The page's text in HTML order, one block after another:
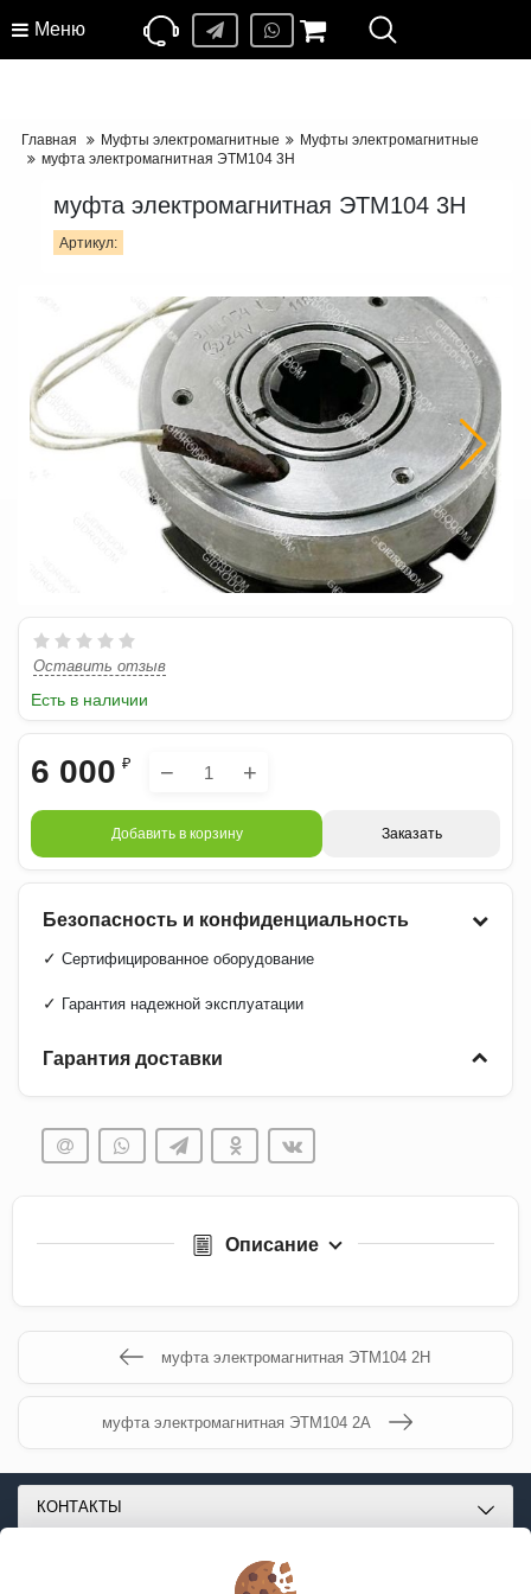
Меню
Главная Муфты электромагнитные
Муфты электромагнитные
муфта электромагнитная ЭТМ104 3Н
муфта электромагнитная ЭТМ104 3Н
Артикул:
Оставить отзыв
Есть в наличии
6 000 ₽ − +
Добавить в корзину Заказать
Безопасность и конфиденциальность
✓ Сертифицированное оборудование
✓ Гарантия надежной эксплуатации
Гарантия доставки
Описание
муфта электромагнитная ЭТМ104 2Н
муфта электромагнитная ЭТМ104 2А
КОНТАКТЫ